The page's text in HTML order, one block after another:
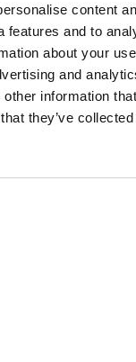
content
features and to
about your
and
information
they’ve
Leer más
Vibe Coding:
Democratización
Desarrollo de
Leer más